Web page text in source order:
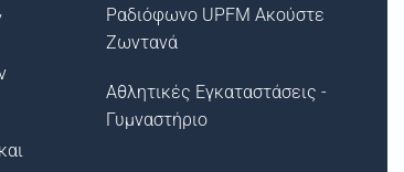
Ραδιόφωνο UPFM Ακούστε
Ζωντανά
Αθλητικές Εγκαταστάσεις -
Γυμναστήριο